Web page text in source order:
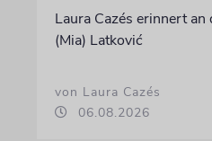
Laura Cazés erinnert
(Mia) Latković
von Laura Cazés
06.08.2026